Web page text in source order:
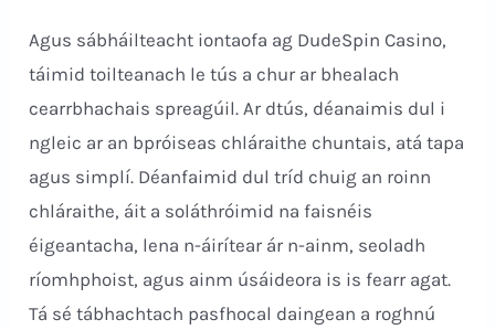
Agus sábháilteacht iontaofa ag DudeSpin Casino,
táimid toilteanach le tús a chur ar bhealach
cearrbhachais spreagúil. Ar dtús, déanaimis dul i
ngleic ar an bpróiseas chláraithe chuntais, atá tapa
agus simplí. Déanfaimid dul tríd chuig an roinn
chláraithe, áit a soláthróimid na faisnéis
éigeantacha, lena n-áirítear ár n-ainm, seoladh
ríomhphoist, agus ainm úsáideora is is fearr agat.
Tá sé tábhachtach pasfhocal daingean a roghnú